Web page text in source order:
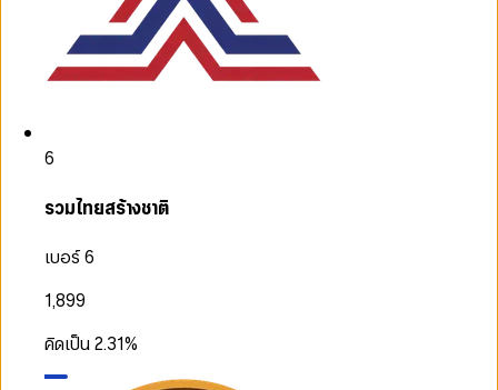
6
รวมไทยสร้างชาติ
เบอร์ 6
1,899
คิดเป็น2.31%